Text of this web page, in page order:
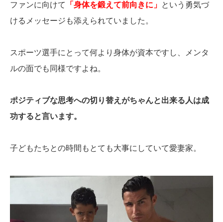
ファンに向けて 「身体を鍛えて前向きに」 という勇気づ
けるメッセージも添えられていました。
スポーツ選手にとって何より身体が資本ですし、メンタ
ルの面でも同様ですよね。
ポジティブな思考への切り替えがちゃんと出来る人は成
功すると言います。
子どもたちとの時間もとても大事にしていて愛妻家。